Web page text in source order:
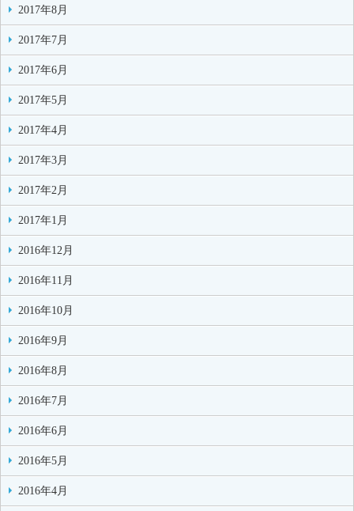
2017年8月
2017年7月
2017年6月
2017年5月
2017年4月
2017年3月
2017年2月
2017年1月
2016年12月
2016年11月
2016年10月
2016年9月
2016年8月
2016年7月
2016年6月
2016年5月
2016年4月